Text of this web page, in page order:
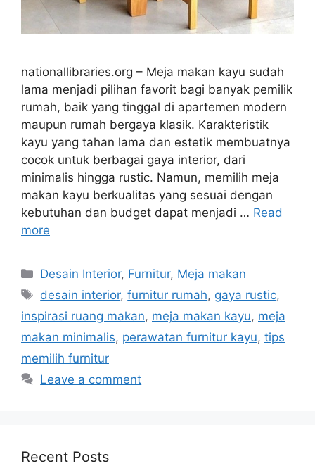
nationallibraries.org – Meja makan kayu sudah
lama menjadi pilihan favorit bagi banyak pemilik
rumah, baik yang tinggal di apartemen modern
maupun rumah bergaya klasik. Karakteristik
kayu yang tahan lama dan estetik membuatnya
cocok untuk berbagai gaya interior, dari
minimalis hingga rustic. Namun, memilih meja
makan kayu berkualitas yang sesuai dengan
kebutuhan dan budget dapat menjadi … Read
more
Categories
Desain Interior, Furnitur, Meja makan
Tags
desain interior,furnitur rumah, gaya rustic,
inspirasi ruang makan, meja makan kayu, meja
makan minimalis, perawatan furnitur kayu, tips
memilih furnitur
Leave a comment
Recent Posts